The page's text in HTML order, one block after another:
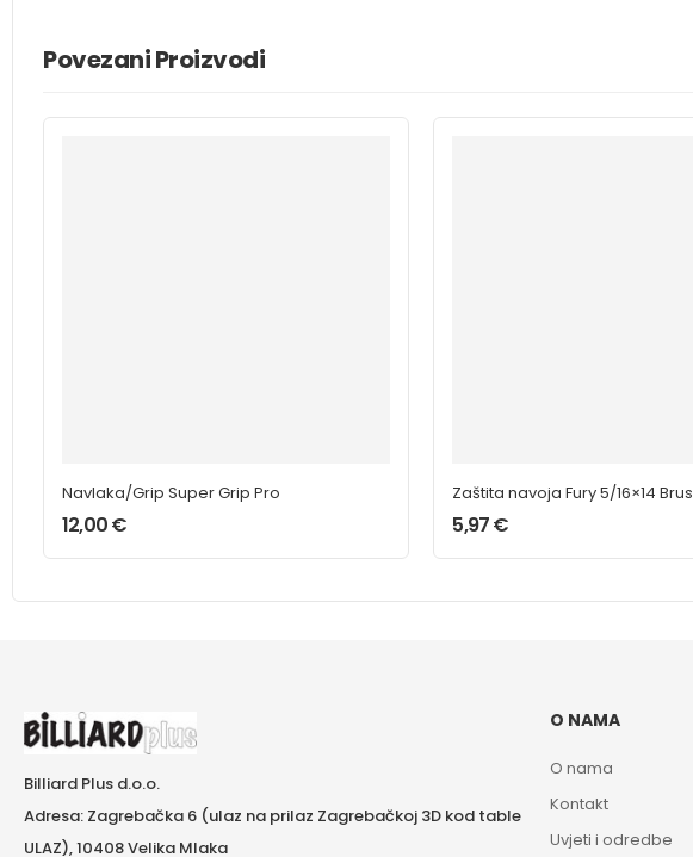
Povezani Proizvodi
Navlaka/Grip Super Grip Pro
12,00€
Zaštita navoja Fury 5/16×14 Brus
5,97€
Billiard Plus d.o.o.
Adresa: Zagrebačka 6 (ulaz na prilaz Zagrebačkoj 3D kod table
ULAZ), 10408 Velika Mlaka
O NAMA
O nama
Kontakt
Uvjeti i odredbe